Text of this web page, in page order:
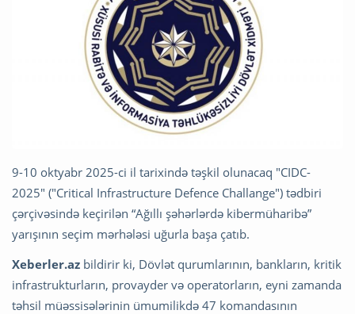
9-10 oktyabr 2025-ci il tarixində təşkil olunacaq "CIDC-
2025" ("Critical Infrastructure Defence Challange") tədbiri
çərçivəsində keçirilən “Ağıllı şəhərlərdə kibermüharibə”
yarışının seçim mərhələsi uğurla başa çatıb.
Xeberler.az bildirir ki, Dövlət qurumlarının, bankların, kritik
infrastrukturların, provayder və operatorların, eyni zamanda
təhsil müəssisələrinin ümumilikdə 47 komandasının